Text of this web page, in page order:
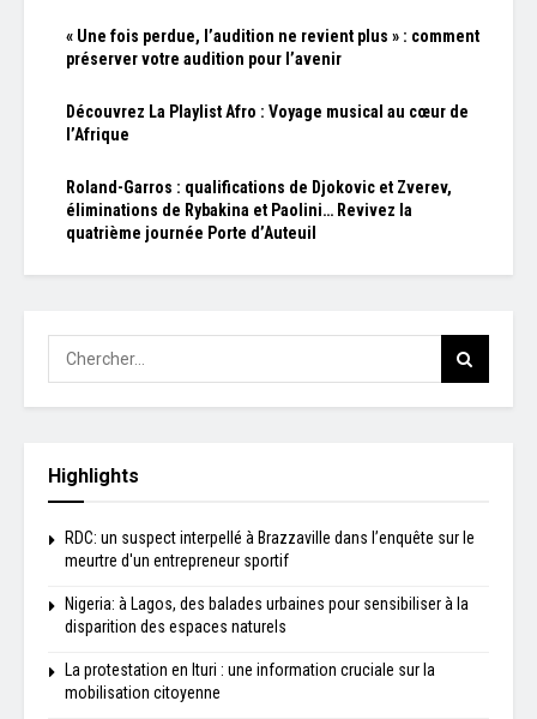
« Une fois perdue, l’audition ne revient plus » : comment
préserver votre audition pour l’avenir
Découvrez La Playlist Afro : Voyage musical au cœur de
l’Afrique
Roland-Garros : qualifications de Djokovic et Zverev,
éliminations de Rybakina et Paolini… Revivez la
quatrième journée Porte d’Auteuil
Highlights
RDC: un suspect interpellé à Brazzaville dans l’enquête sur le
meurtre d'un entrepreneur sportif
Nigeria: à Lagos, des balades urbaines pour sensibiliser à la
disparition des espaces naturels
La protestation en Ituri : une information cruciale sur la
mobilisation citoyenne